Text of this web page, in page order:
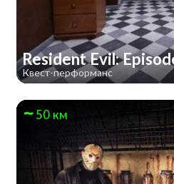
Resident Evil:
Квест-перформанс
50 км